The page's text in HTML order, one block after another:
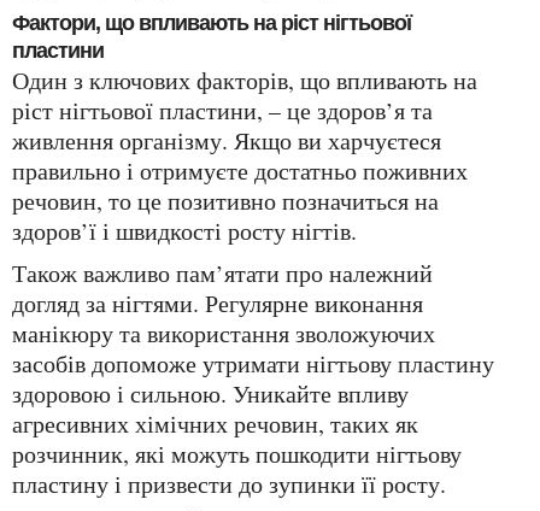
Фактори, що впливають на ріст нігтьової
пластини
Один з ключових факторів, що впливають на
ріст нігтьової пластини, – це здоров’я та
живлення організму. Якщо ви харчуєтеся
правильно і отримуєте достатньо поживних
речовин, то це позитивно позначиться на
здоров’ї і швидкості росту нігтів.
Також важливо пам’ятати про належний
догляд за нігтями. Регулярне виконання
манікюру та використання зволожуючих
засобів допоможе утримати нігтьову пластину
здоровою і сильною. Уникайте впливу
агресивних хімічних речовин, таких як
розчинник, які можуть пошкодити нігтьову
пластину і призвести до зупинки її росту.